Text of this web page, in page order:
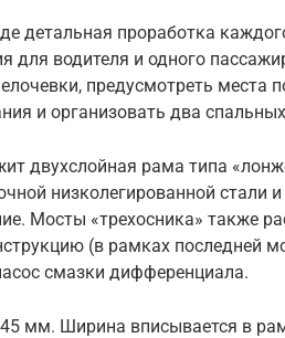
детальная проработка
для водителя и одного
предусмотреть места
и организовать два
двухслойная рама типа
низколегированной
Мосты «трехосника» также
(в рамках последней
смазки дифференциала.
мм. Ширина вписывается в